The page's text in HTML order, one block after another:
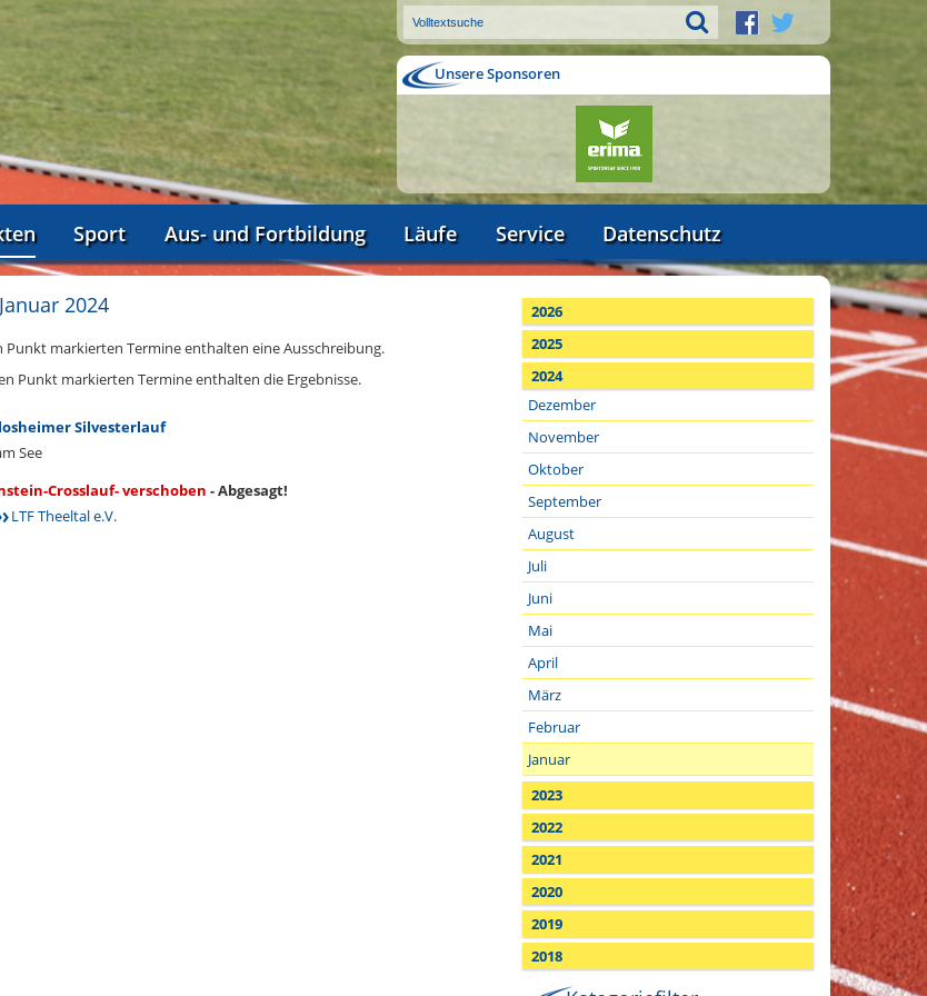
Unsere Sponsoren
Sport Aus- und Fortbildung Läufe Service Datenschutz
2024
Punkt markierten Termine enthalten eine Ausschreibung.
Punkt markierten Termine enthalten die Ergebnisse.
Silvesterlauf
See
Crosslauf- verschoben - Abgesagt!
LTF Theeltal e.V.
2026
2025
2024
Dezember
November
Oktober
September
August
Juli
Juni
Mai
April
März
Februar
Januar
2023
2022
2021
2020
2019
2018